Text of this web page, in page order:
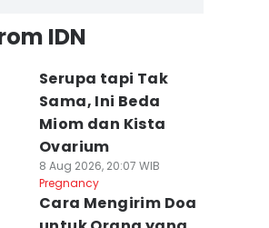
IDN
Serupa tapi Tak
Sama, Ini Beda
Miom dan Kista
Ovarium
8 Aug 2026, 20:07 WIB
Pregnancy
Cara Mengirim Doa